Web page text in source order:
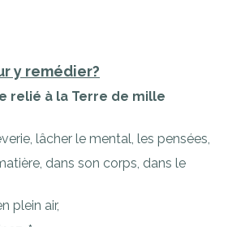
y remédier?
relié à la Terre de mille
lâcher le mental, les pensées,
dans son corps, dans le
plein air,